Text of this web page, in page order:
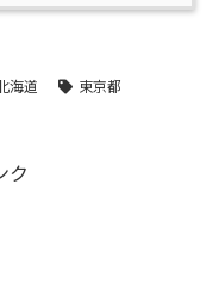
海道
東京都
ク